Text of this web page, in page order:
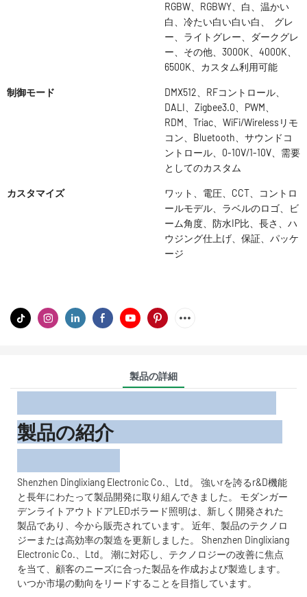
RGBW、RGBWY、白、温かい
白、冷たい白い白い白、 グレ
ー、ライトグレー、ダークグレ
ー、その他、3000K、4000K、
6500K、カスタム利用可能
制御モード
DMX512、RFコントロール、
DALI、Zigbee3.0、PWM、
RDM、Triac、WiFi/Wirelessリモ
コン、Bluetooth、サウンドコ
ントロール、0-10V/1-10V、需要
としてのカスタム
カスタマイズ
ワット、電圧、CCT、コントロ
ールモデル、ラベルのロゴ、ビ
ーム角度、防水IP比、長さ、ハ
ウジング仕上げ、保証、パッケ
ージ
製品の詳細
製品の紹介
Shenzhen Dinglixiang Electronic Co.、Ltd。 強いrを誇るr&D機能
と長年にわたって製品開発に取り組んできました。 モダンガー
デンライトアウトドアLEDボラード照明は、新しく開発された
製品であり、今から販売されています。 近年、製品のテクノロ
ジーまたは高効率の製造を更新しました。 Shenzhen Dinglixiang
Electronic Co.、Ltd。 潮に対応し、テクノロジーの改善に焦点
を当て、顧客のニーズに合った製品を作成および製造します。
いつか市場の動向をリードすることを目指しています。